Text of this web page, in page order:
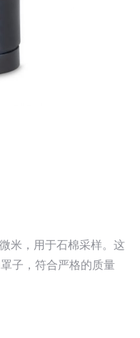
米，用于石棉采样。这
子，符合严格的质量